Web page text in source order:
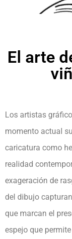
El arte
Los artistas
momento actual
caricatura como
realidad
exageración de
del dibujo
que marcan el
espejo que